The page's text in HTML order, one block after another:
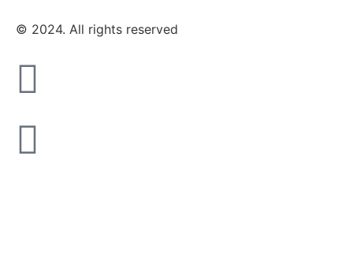
© 2024. All rights reserved